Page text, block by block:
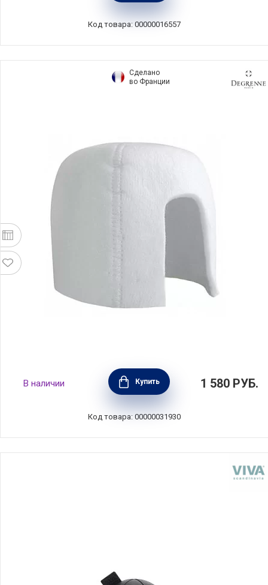
силикон, Viva Scandinavia, Дания, V77647
Код товара: 00000016557
Сделано
во Франции
Вкладка для крышки к чайнику Salam на 2
чашки, Guy Degrenne, Франция, 217130
В наличии Купить 1 580 РУБ.
Код товара: 00000031930